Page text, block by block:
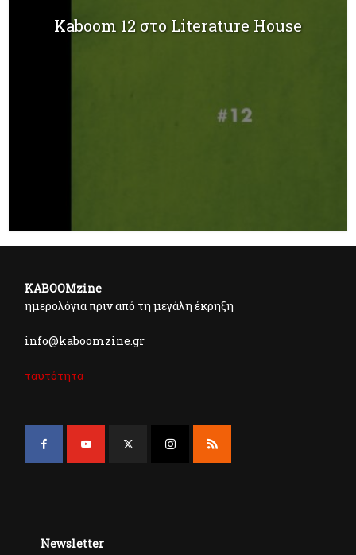
Kaboom 12 στο Literature House
KABOOMzine
ημερολόγια πριν από τη μεγάλη έκρηξη
info@kaboomzine.gr
ταυτότητα
Newsletter